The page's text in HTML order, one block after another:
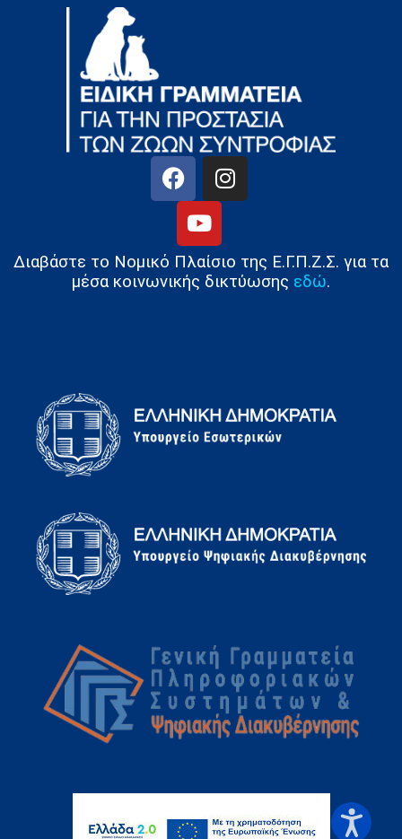
Διαβάστε το Νομικό Πλαίσιο της Ε.Γ.Π.Ζ.Σ. για τα
μέσα κοινωνικής δικτύωσης εδώ.